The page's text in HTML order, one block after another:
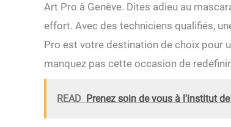
Art Pro à Genève. Dites adieu au
effort. Avec des techniciens qualifiés,
Pro est votre destination de choix pour
manquez pas cette occasion de
READ Prenez soin de vous à l'institut